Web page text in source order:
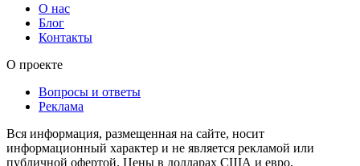
О нас
Блог
Контакты
О проекте
Вопросы и ответы
Реклама
Вся информация, размещенная на сайте, носит
информационный характер и не является рекламой или
публичной офертой. Цены в долларах США и евро,